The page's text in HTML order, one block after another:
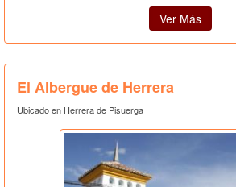
Ver Más
El Albergue de Herrera
Ubicado en Herrera de Pisuerga